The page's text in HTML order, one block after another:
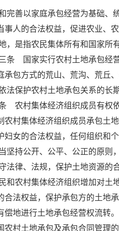
家庭承包经营为基础、统分
人的合法权益，促进农业、
指农民集体所有和国家所有
国家实行农村土地承包
包方式的荒山、荒沟、荒丘
保护农村土地承包关系的
村集体经济组织成员有权依
村集体经济组织成员承包
妇女的合法权益，任何组织和
公开、公平、公正的原则，
、法规，保护土地资源的合
村集体经济组织增加对土地
法权益，保护承包方的土地
偿地进行土地承包经营权
村土地承包及承包合同管理